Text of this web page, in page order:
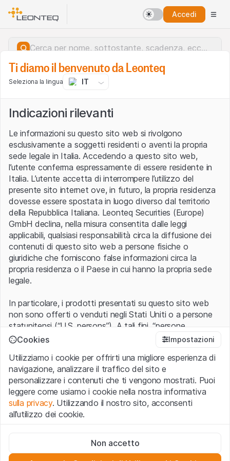
Accedi
Errore del server.
Ti diamo il benvenuto da Leonteq
Seleziona la lingua IT
Indicazioni rilevanti
Le informazioni su questo sito web si rivolgono
esclusivamente a soggetti residenti o aventi la propria
sede legale in Italia. Accedendo a questo sito web,
l’utente conferma espressamente di essere residente in
Italia. L’utente accetta di interrompere l’utilizzo del
presente sito internet ove, in futuro, la propria residenza
dovesse essere spostata in luogo diverso dal territorio
della Repubblica Italiana. Leonteq Securities (Europe)
GmbH declina, nella misura consentita dalle leggi
applicabili, qualsiasi responsabilità circa la diffusione dei
contenuti di questo sito web a persone fisiche o
giuridiche che forniscono false informazioni circa la
propria residenza o il Paese in cui hanno la propria sede
legale.
In particolare, i prodotti presentati su questo sito web
non sono offerti o venduti negli Stati Uniti o a persone
statunitensi (“U.S. persons”). A tali fini, “persone
statunitensi” vanno intese nel significato ad esse ascritto
1933 che include le persone residenti negli Stati Uniti
d’America, le società per azioni e le altre forme societarie
americane.
Condizioni di utilizzo e informazioni legali
Con l’accesso al sito web (di seguito, il “Sito”) si dichiara
avvertenze importanti e le condizioni di utilizzo ivi rese
Cookies Impostazioni
Utilizziamo i cookie per offrirti una migliore esperienza di
navigazione, analizzare il traffico del sito e
personalizzare i contenuti che ti vengono mostrati. Puoi
leggere come usiamo i cookie nella nostra informativa
sulla privacy. Utilizzando il nostro sito, acconsenti
all’utilizzo dei cookie.
Questi cookie sono necessari per il funzionamento del sito
web e non possono essere disattivati.
Non accetto